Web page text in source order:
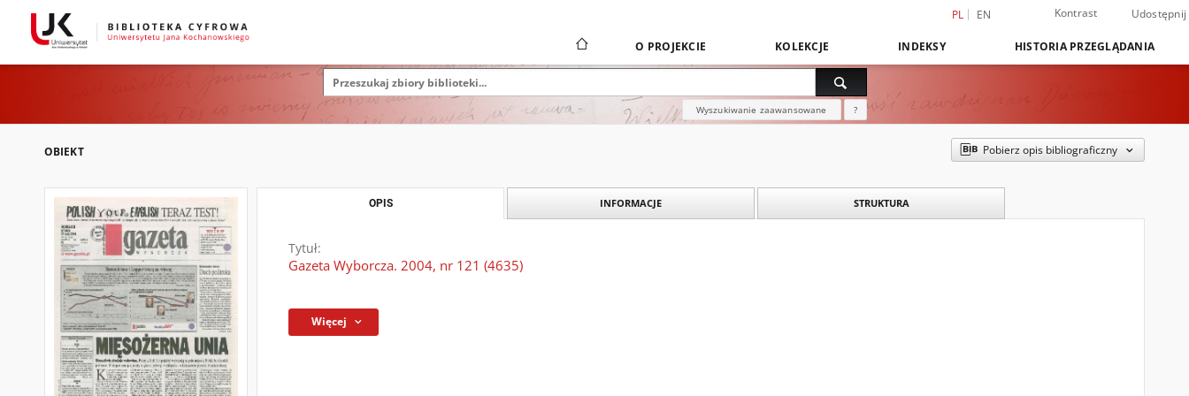
PL EN Kontrast Udostępnij
O PROJEKCIE KOLEKCJE INDEKSY HISTORIA PRZEGLĄDANIA
Wyszukiwanie zaawansowane ?
OBIEKT Pobierz opis bibliograficzny
OPIS INFORMACJE STRUKTURA
Tytuł:
Gazeta Wyborcza. 2004, nr 121 (4635)
Więcej